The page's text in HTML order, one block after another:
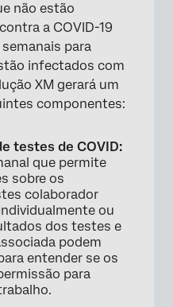
de Colaborador
correio eletrônico
configurações
funcionários com
da solução do
de teste
não estão
a COVID-19
para
infectados com
XM gerará um
componentes:
testes de COVID:
que permite
sobre os
colaborador
ou
dos testes e
podem
entender se os
para